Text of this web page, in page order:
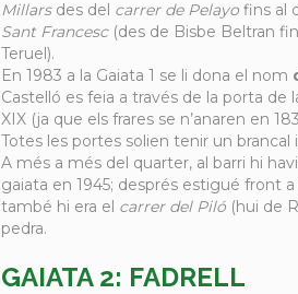
Millarsdes del carrer de Pelayo fins al
Sant Francesc(des de Bisbe Beltran
Teruel).
En 1983 a la Gaiata 1 se li dona el nom
Castelló es feia a través de la porta
XIX (ja que els frares se n’anaren en
Totes les portes solien tenir un
A més a més del quarter, al barri hi
gaiata en 1945; després estigué front a
també hi era el carrer del Piló (hui de
pedra.
GAIATA 2: FADRELL